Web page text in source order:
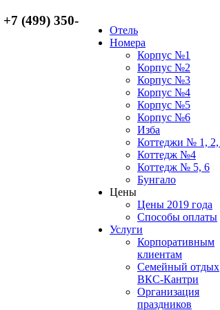
Отель
Номера
Корпус №1
Корпус №2
Корпус №3
Корпус №4
Корпус №5
Корпус №6
Изба
Коттеджи № 1, 2,
Коттедж №4
Коттедж № 5, 6
Бунгало
Цены
Цены 2019 года
Способы оплаты
Услуги
Корпоративным
клиентам
Семейный отдых
ВКС-Кантри
Организация
праздников
+7 (499) 350-